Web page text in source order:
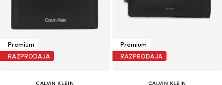
Premium
RAZPRODAJA
CALVIN KLEIN
Premium
RAZPRODAJA
CALVIN KLEIN